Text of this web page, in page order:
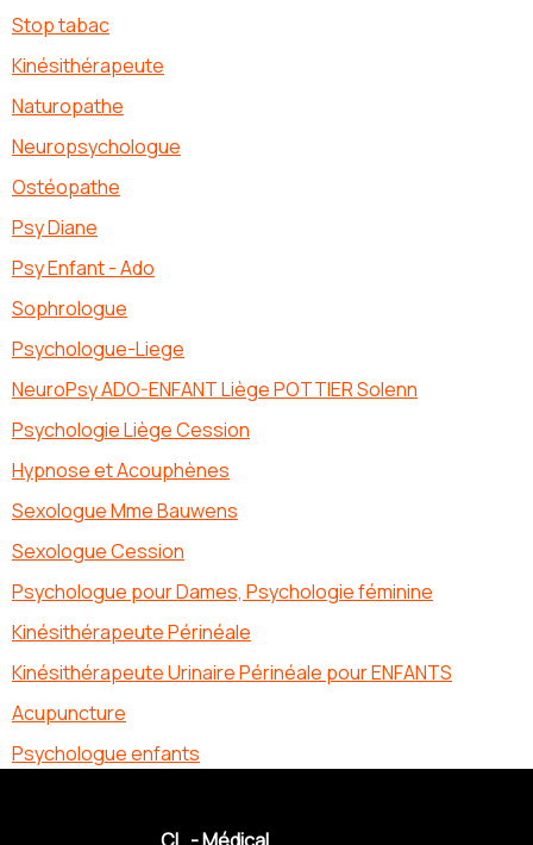
Stop tabac
Kinésithérapeute
Naturopathe
Neuropsychologue
Ostéopathe
Psy Diane
Psy Enfant - Ado
Sophrologue
Psychologue-Liege
NeuroPsy ADO-ENFANT Liège POTTIER Solenn
Psychologie Liège Cession
Hypnose et Acouphènes
Sexologue Mme Bauwens
Sexologue Cession
Psychologue pour Dames, Psychologie féminine
Kinésithérapeute Périnéale
Kinésithérapeute Urinaire Périnéale pour ENFANTS
Acupuncture
Psychologue enfants